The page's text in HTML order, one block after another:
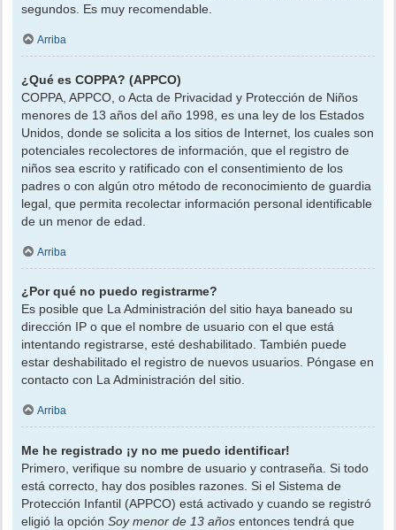
segundos. Es muy recomendable.
Arriba
¿Qué es COPPA? (APPCO)
COPPA, APPCO, o Acta de Privacidad y Protección de Niños
menores de 13 años del año 1998, es una ley de los Estados
Unidos, donde se solicita a los sitios de Internet, los cuales son
potenciales recolectores de información, que el registro de
niños sea escrito y ratificado con el consentimiento de los
padres o con algún otro método de reconocimiento de guardia
legal, que permita recolectar información personal identificable
de un menor de edad.
Arriba
¿Por qué no puedo registrarme?
Es posible que La Administración del sitio haya baneado su
dirección IP o que el nombre de usuario con el que está
intentando registrarse, esté deshabilitado. También puede
estar deshabilitado el registro de nuevos usuarios. Póngase en
contacto con La Administración del sitio.
Arriba
Me he registrado ¡y no me puedo identificar!
Primero, verifique su nombre de usuario y contraseña. Si todo
está correcto, hay dos posibles razones. Si el Sistema de
Protección Infantil (APPCO) está activado y cuando se registró
eligió la opción Soy menor de 13 años entonces tendrá que